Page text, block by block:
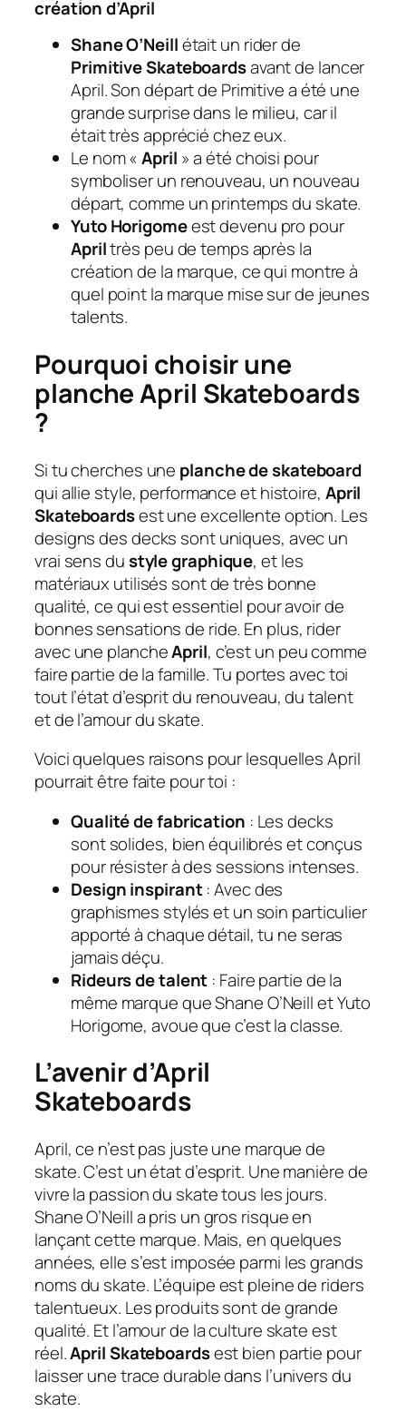
création d’April
Shane O’Neillétait un rider de
Primitive Skateboardsavant de lancer
April. Son départ de Primitive a été une
grande surprise dans le milieu, car il
était très apprécié chez eux.
Le nom «April » a été choisi pour
symboliser un renouveau, un nouveau
départ, comme un printemps du skate.
Yuto Horigomeest devenu pro pour
Apriltrès peu de temps après la
création de la marque, ce qui montre à
quel point la marque mise sur de jeunes
talents.
Pourquoi choisir une
planche April Skateboards
?
Si tu cherches une planche de skateboard
qui allie style, performance et histoire, April
Skateboardsest une excellente option. Les
designs des decks sont uniques, avec un
vrai sens dustyle graphique, et les
matériaux utilisés sont de très bonne
qualité, ce qui est essentiel pour avoir de
bonnes sensations de ride. En plus, rider
avec une plancheApril, c’est un peu comme
faire partie de la famille. Tu portes avec toi
tout l’état d’esprit du renouveau, du talent
et de l’amour du skate.
Voici quelques raisons pour lesquelles April
pourrait être faite pour toi :
Qualité de fabrication : Les decks
sont solides, bien équilibrés et conçus
pour résister à des sessions intenses.
Design inspirant: Avec des
graphismes stylés et un soin particulier
apporté à chaque détail, tu ne seras
jamais déçu.
Rideurs de talent : Faire partie de la
même marque que Shane O’Neill et Yuto
Horigome, avoue que c’est la classe.
L’avenir d’April
Skateboards
April, ce n’est pas juste une marque de
skate. C’est un état d’esprit. Une manière de
vivre la passion du skate tous les jours.
Shane O’Neill a pris un gros risque en
lançant cette marque. Mais, en quelques
années, elle s’est imposée parmi les grands
noms du skate. L’équipe est pleine de riders
talentueux. Les produits sont de grande
qualité. Et l’amour de la culture skate est
réel.April Skateboardsest bien partie pour
laisser une trace durable dans l’univers du
skate.